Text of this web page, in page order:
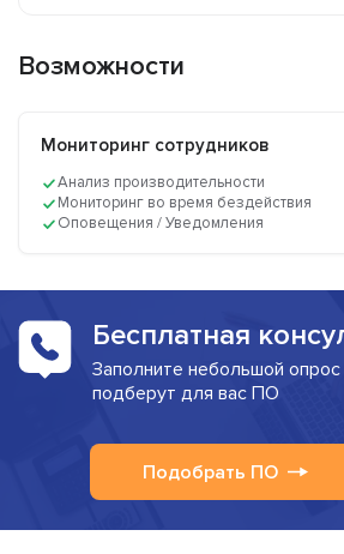
Возможности
Мониторинг сотрудников
Анализ производительности
Мониторинг во время бездействия
Оповещения / Уведомления
Бесплатная
Заполните небольшой
подберут для вас ПО
Подобрать ПО